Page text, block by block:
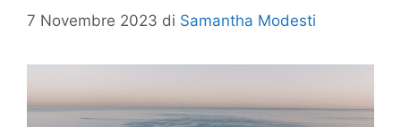
7 Novembre 2023 di Samantha Modesti